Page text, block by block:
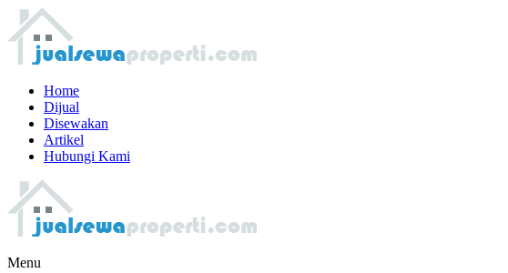
Home
Dijual
Disewakan
Artikel
Hubungi Kami
Menu